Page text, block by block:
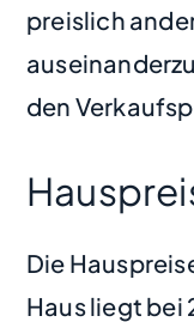
preislich
den
Die
Haus liegt bei